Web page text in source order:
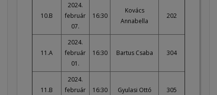
10.B
2024.
február
07.
16:30
Kovács
Annabella
202
11.A
2024.
február
01.
16:30 Bartus Csaba 304
11.B
2024.
február
16:30 Gyulasi Ottó 305